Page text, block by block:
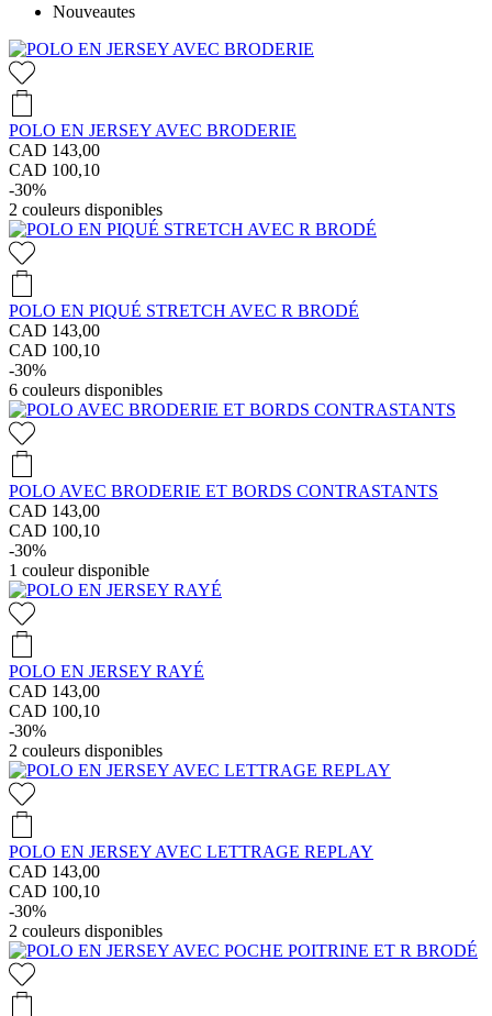
Nouveautes
POLO EN JERSEY AVEC BRODERIE
CAD 143,00
CAD 100,10
-30%
2 couleurs disponibles
POLO EN PIQUÉ STRETCH AVEC R BRODÉ
CAD 143,00
CAD 100,10
-30%
6 couleurs disponibles
POLO AVEC BRODERIE ET BORDS CONTRASTANTS
CAD 143,00
CAD 100,10
-30%
1 couleur disponible
POLO EN JERSEY RAYÉ
CAD 143,00
CAD 100,10
-30%
2 couleurs disponibles
POLO EN JERSEY AVEC LETTRAGE REPLAY
CAD 143,00
CAD 100,10
-30%
2 couleurs disponibles